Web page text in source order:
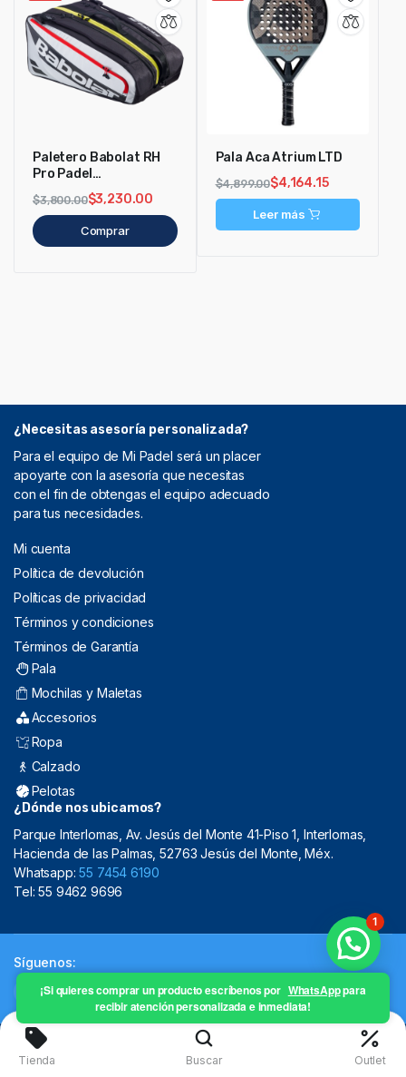
Paletero Babolat RH
Pro Padel
Negro/Multicolor
$3,800.00$3,230.00
Comprar
Pala Aca Atrium LTD
$4,899.00$4,164.15
Leer más
¿Necesitas asesoría personalizada?
Para el equipo de Mi Padel será un placer
apoyarte con la asesoría que necesitas
con el fin de obtengas el equipo adecuado
para tus necesidades.
Mi cuenta
Política de devolución
Políticas de privacidad
Términos y condiciones
Términos de Garantía
Pala
Mochilas y Maletas
Accesorios
Ropa
Calzado
Pelotas
¿Dónde nos ubicamos?
Parque Interlomas, Av. Jesús del Monte 41-Piso 1, Interlomas,
Hacienda de las Palmas, 52763 Jesús del Monte, Méx.
Whatsapp:55 7454 6190
Tel: 55 9462 9696
Síguenos:
Copyright 2024 © Mistral Sporting Goods 2024
¡Si quieres comprar un producto escríbenos por WhatsApppara
recibir atención personalizada e inmediata!
Tienda Buscar Outlet
1